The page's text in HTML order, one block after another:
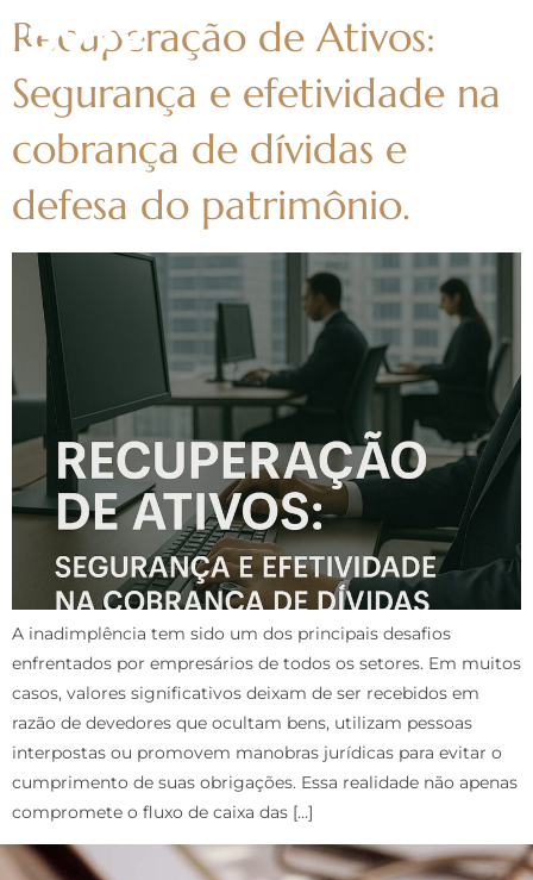
Recuperação de Ativos:
Segurança e efetividade na
cobrança de dívidas e
defesa do patrimônio.
A inadimplência tem sido um dos principais desafios
enfrentados por empresários de todos os setores. Em muitos
casos, valores significativos deixam de ser recebidos em
razão de devedores que ocultam bens, utilizam pessoas
interpostas ou promovem manobras jurídicas para evitar o
cumprimento de suas obrigações. Essa realidade não apenas
compromete o fluxo de caixa das […]